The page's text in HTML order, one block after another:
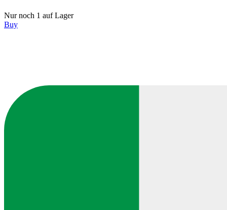
Nur noch 1 auf Lager
Buy